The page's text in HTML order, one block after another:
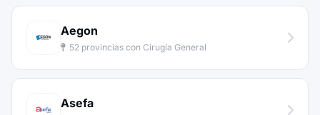
Aegon
52 provincias con Cirugía General
Asefa